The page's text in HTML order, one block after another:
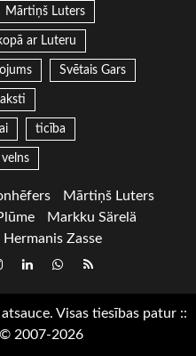
Mārtiņš Luters
ar Luteru
Svētais Gars
ticība
velns
Mārtiņš Luters
Markku Särelä
Hermanis Zasse
LinkedInwhatsapp
RSS
Visas tiesības patur ::
© 2007-2026